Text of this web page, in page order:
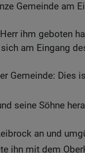
Gemeinde am
ihm geboten
am Eingang
Gemeinde: Dies
seine Söhne
an und
ihn mit dem